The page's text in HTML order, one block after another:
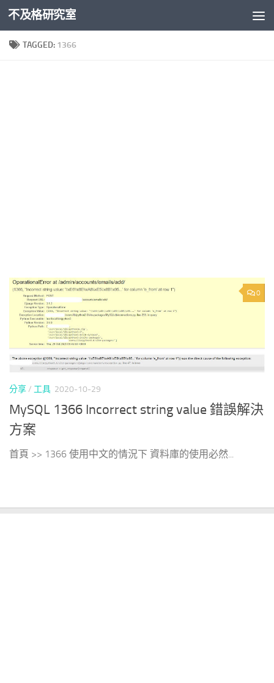
Skip to content
不及格研究室
TAGGED: 1366
0
分享/ 工具 2020-10-29
MySQL 1366 Incorrect string value 錯誤解決
方案
首頁 >> 1366 使用中文的情況下 資料庫的使用必然...